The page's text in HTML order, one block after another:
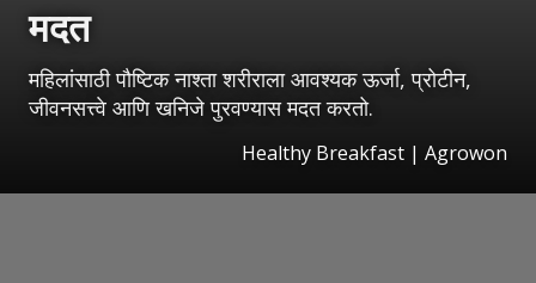
मदत
महिलांसाठी पौष्टिक नाश्ता शरीराला आवश्यक ऊर्जा, प्रोटीन,
जीवनसत्त्वे आणि खनिजे पुरवण्यास मदत करतो.
Healthy Breakfast | Agrowon